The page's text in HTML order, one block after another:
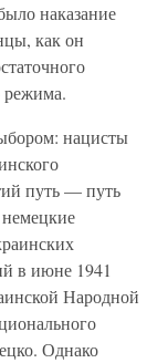
наказание
как он
режима.
нацисты
путь — путь
в июне 1941
Народной
Однако